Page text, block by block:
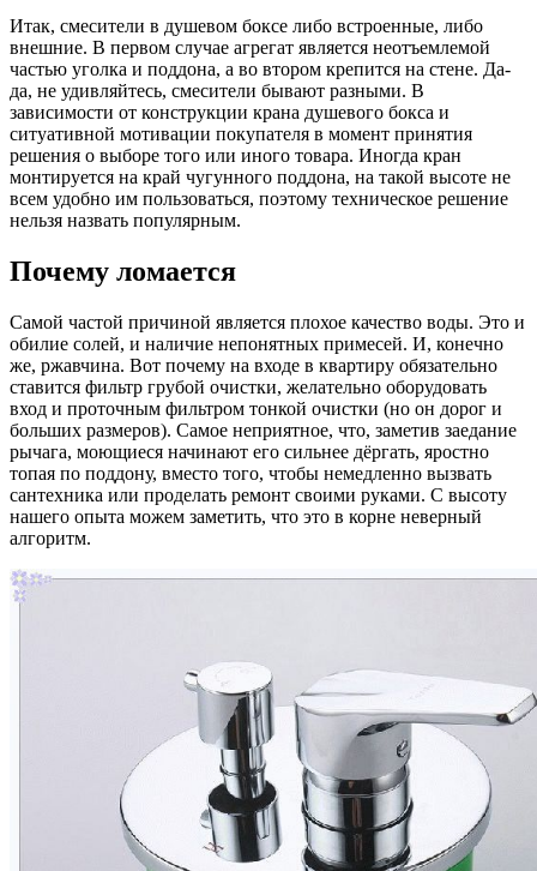
Итак, смесители в душевом боксе либо встроенные, либо
внешние. В первом случае агрегат является неотъемлемой
частью уголка и поддона, а во втором крепится на стене. Да-
да, не удивляйтесь, смесители бывают разными. В
зависимости от конструкции крана душевого бокса и
ситуативной мотивации покупателя в момент принятия
решения о выборе того или иного товара. Иногда кран
монтируется на край чугунного поддона, на такой высоте не
всем удобно им пользоваться, поэтому техническое решение
нельзя назвать популярным.
Почему ломается
Самой частой причиной является плохое качество воды. Это и
обилие солей, и наличие непонятных примесей. И, конечно
же, ржавчина. Вот почему на входе в квартиру обязательно
ставится фильтр грубой очистки, желательно оборудовать
вход и проточным фильтром тонкой очистки (но он дорог и
больших размеров). Самое неприятное, что, заметив заедание
рычага, моющиеся начинают его сильнее дёргать, яростно
топая по поддону, вместо того, чтобы немедленно вызвать
сантехника или проделать ремонт своими руками. С высоту
нашего опыта можем заметить, что это в корне неверный
алгоритм.